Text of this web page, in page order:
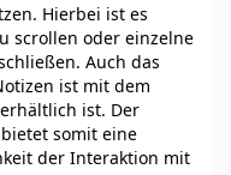
Hierbei ist es
scrollen oder einzelne
Auch das
ist mit dem
ist. Der
somit eine
der Interaktion mit